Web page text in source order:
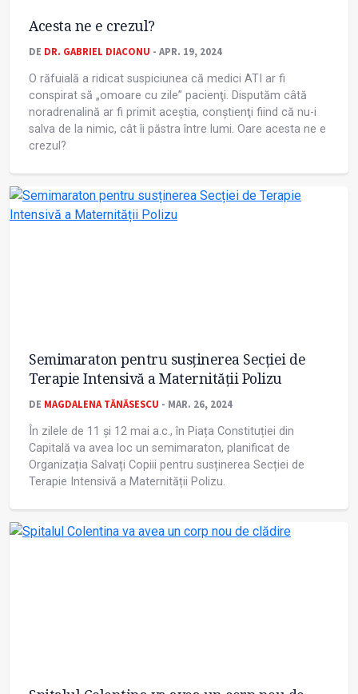
Acesta ne e crezul?
DE DR. GABRIEL DIACONU - APR. 19, 2024
O răfuială a ridicat suspiciunea că medici ATI ar fi
conspirat să „omoare cu zile” pacienţi. Disputăm câtă
noradrenalină ar fi primit aceștia, conștienţi fiind că nu-i
salva de la nimic, cât îi păstra între lumi. Oare acesta ne e
crezul?
Semimaraton pentru susținerea Secției de
Terapie Intensivă a Maternității Polizu
DE MAGDALENA TĂNĂSESCU - MAR. 26, 2024
În zilele de 11 și 12 mai a.c., în Piața Constituției din
Capitală va avea loc un semimaraton, planificat de
Organizația Salvați Copiii pentru susținerea Secției de
Terapie Intensivă a Maternității Polizu.